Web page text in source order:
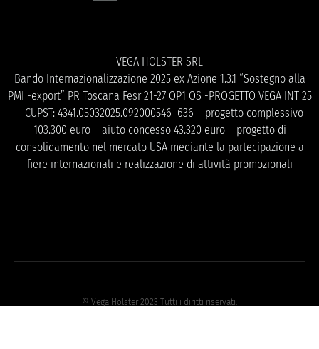
VEGA HOLSTER SRL
Bando Internazionalizzazione 2025 ex Azione 1.3.1 “Sostegno alla
PMI -export” PR Toscana Fesr 21-27 OP1 OS -PROGETTO VEGA INT 25
– CUPST: 4341.05032025.092000546_636 – progetto complessivo
103.300 euro – aiuto concesso 43.320 euro – progetto di
consolidamento nel mercato USA mediante la partecipazione a
fiere internazionali e realizzazione di attività promozionali
© Vega Holster 2023 Tutti i diritti riservati.